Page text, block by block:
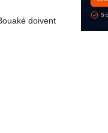
doivent